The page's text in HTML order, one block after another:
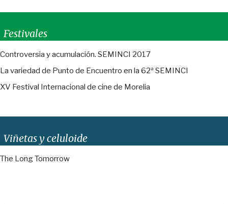
Festivales
Controversia y acumulación. SEMINCI 2017
La variedad de Punto de Encuentro en la 62ª SEMINCI
XV Festival Internacional de cine de Morelia
Viñetas y celuloide
The Long Tomorrow